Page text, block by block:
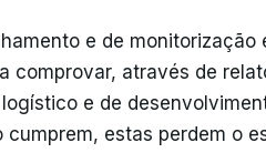
e de monitorização
comprovar, através de
e de
estas perdem o